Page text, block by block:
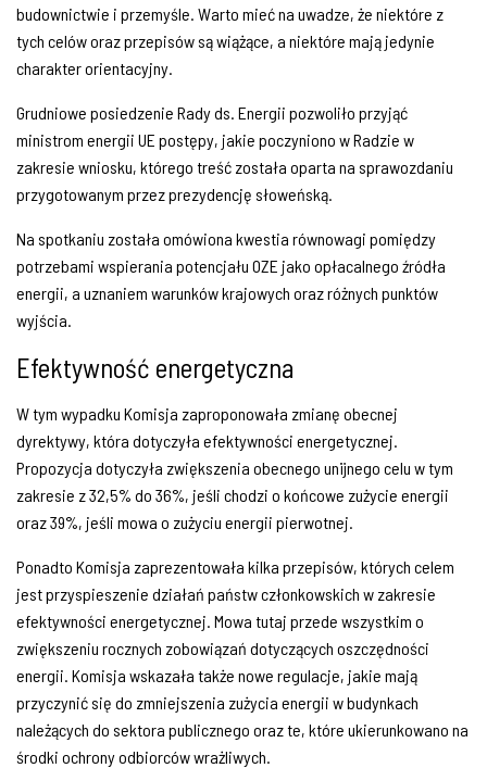
budownictwie i przemyśle. Warto mieć na uwadze, że niektóre z
tych celów oraz przepisów są wiążące, a niektóre mają jedynie
charakter orientacyjny.
Grudniowe posiedzenie Rady ds. Energii pozwoliło przyjąć
ministrom energii UE postępy, jakie poczyniono w Radzie w
zakresie wniosku, którego treść została oparta na sprawozdaniu
przygotowanym przez prezydencję słoweńską.
Na spotkaniu została omówiona kwestia równowagi pomiędzy
potrzebami wspierania potencjału OZE jako opłacalnego źródła
energii, a uznaniem warunków krajowych oraz różnych punktów
wyjścia.
Efektywność energetyczna
W tym wypadku Komisja zaproponowała zmianę obecnej
dyrektywy, która dotyczyła efektywności energetycznej.
Propozycja dotyczyła zwiększenia obecnego unijnego celu w tym
zakresie z 32,5% do 36%, jeśli chodzi o końcowe zużycie energii
oraz 39%, jeśli mowa o zużyciu energii pierwotnej.
Ponadto Komisja zaprezentowała kilka przepisów, których celem
jest przyspieszenie działań państw członkowskich w zakresie
efektywności energetycznej. Mowa tutaj przede wszystkim o
zwiększeniu rocznych zobowiązań dotyczących oszczędności
energii. Komisja wskazała także nowe regulacje, jakie mają
przyczynić się do zmniejszenia zużycia energii w budynkach
należących do sektora publicznego oraz te, które ukierunkowano na
środki ochrony odbiorców wrażliwych.